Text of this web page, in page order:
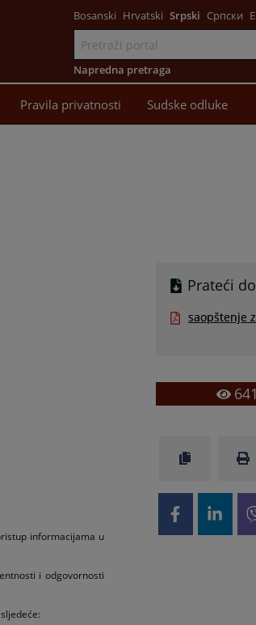
Bosanski Hrvatski Srpski Српски
Napredna pretraga
Pravila privatnosti Sudske odluke
informacijama u
i odgovornosti
Prateći
saopštenje
641